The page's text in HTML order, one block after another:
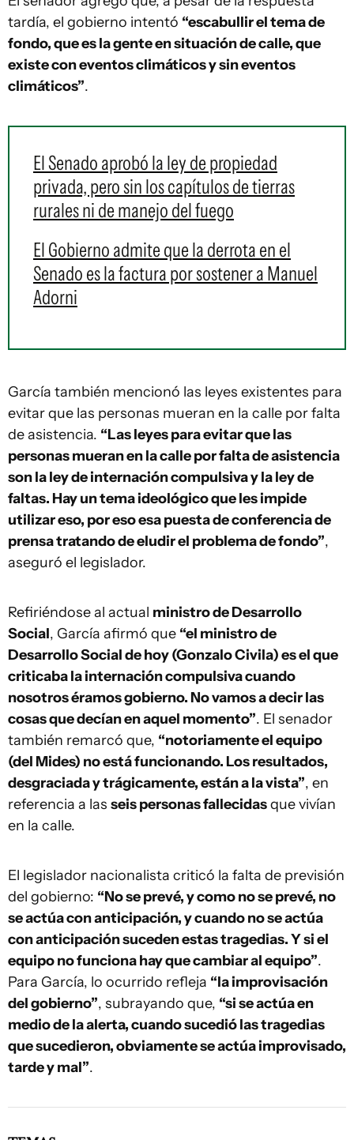
tardía, el gobierno intentó “escabullir el tema de
fondo, que es la gente en situación de calle, que
existe con eventos climáticos y sin eventos
climáticos”.
El Senado aprobó la ley de propiedad
privada, pero sin los capítulos de tierras
rurales ni de manejo del fuego
El Gobierno admite que la derrota en el
Senado es la factura por sostener a Manuel
Adorni
García también mencionó las leyes existentes para
evitar que las personas mueran en la calle por falta
de asistencia. “Las leyes para evitar que las
personas mueran en la calle por falta de asistencia
son la ley de internación compulsiva y la ley de
faltas. Hay un tema ideológico que les impide
utilizar eso, por eso esa puesta de conferencia de
prensa tratando de eludir el problema de fondo”,
aseguró el legislador.
Refiriéndose al actual ministro de Desarrollo
Social, García afirmó que “el ministro de
Desarrollo Social de hoy (Gonzalo Civila) es el que
criticaba la internación compulsiva cuando
nosotros éramos gobierno. No vamos a decir las
cosas que decían en aquel momento”. El senador
también remarcó que, “notoriamente el equipo
(del Mides) no está funcionando. Los resultados,
desgraciada y trágicamente, están a la vista”, en
referencia a las seis personas fallecidasque vivían
en la calle.
El legislador nacionalista criticó la falta de previsión
del gobierno: “No se prevé, y como no se prevé, no
se actúa con anticipación, y cuando no se actúa
con anticipación suceden estas tragedias. Y si el
equipo no funciona hay que cambiar al equipo”.
Para García, lo ocurrido refleja “la improvisación
del gobierno”, subrayando que, “si se actúa en
medio de la alerta, cuando sucedió las tragedias
que sucedieron, obviamente se actúa improvisado,
tarde y mal”.